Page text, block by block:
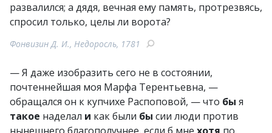
развалился; а дядя, вечная ему память, протрезвясь,
спросил только, целы ли ворота?
Фонвизин Д. И., Недоросль, 1781
— Я даже изобразить сего не в состоянии,
почтеннейшая моя Марфа Терентьевна, —
обращался он к купчихе Распоповой, — что бы я
такое наделал и как были бы сии люди против